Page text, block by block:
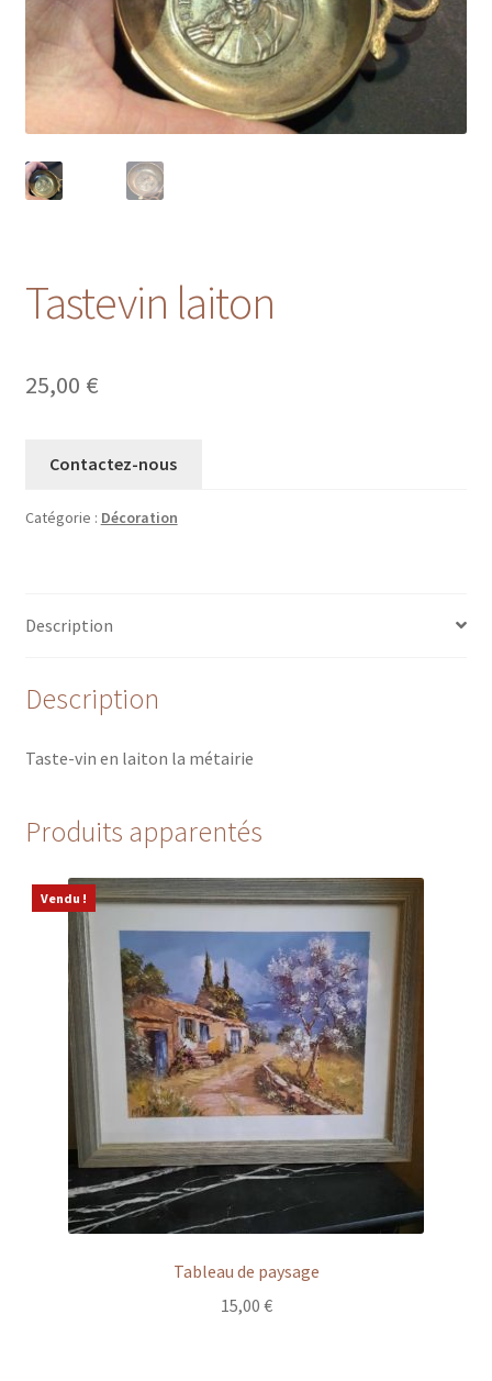
Tastevin laiton
25,00 €
Contactez-nous
Catégorie : Décoration
Description
Description
Taste-vin en laiton la métairie
Produits apparentés
Vendu !
Tableau de paysage
15,00 €